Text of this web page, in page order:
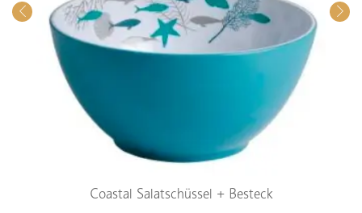
Coastal Salatschüssel + Besteck